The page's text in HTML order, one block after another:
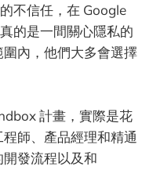
不信任，在 Google
的是一間關心隱私的
內，他們大多會選擇
計畫，實際是花
師、產品經理和精通
發流程以及和